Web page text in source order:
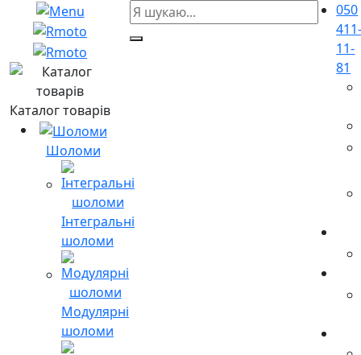
Каталог товарів
Шоломи
Інтегральні
шоломи
Модулярні
шоломи
050
11-
81